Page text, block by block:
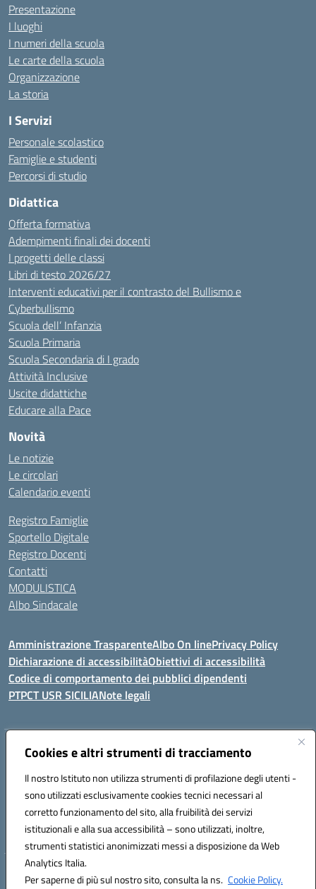
Cookies e altri strumenti di tracciamento
Il nostro Istituto non utilizza strumenti di profilazione degli utenti -
sono utilizzati esclusivamente cookies tecnici necessari al
corretto funzionamento del sito, alla fruibilità dei servizi
istituzionali e alla sua accessibilità – sono utilizzati, inoltre,
strumenti statistici anonimizzati messi a disposizione da Web
Analytics Italia.
Per saperne di più sul nostro sito, consulta la ns. Cookie Policy.
Presentazione
I luoghi
I numeri della scuola
Le carte della scuola
Organizzazione
La storia
I Servizi
Personale scolastico
Famiglie e studenti
Percorsi di studio
Didattica
Offerta formativa
Adempimenti finali dei docenti
I progetti delle classi
Libri di testo 2026/27
Interventi educativi per il contrasto del Bullismo e
Cyberbullismo
Scuola dell’ Infanzia
Scuola Primaria
Scuola Secondaria di I grado
Attività Inclusive
Uscite didattiche
Educare alla Pace
Novità
Le notizie
Le circolari
Calendario eventi
Registro Famiglie
Sportello Digitale
Registro Docenti
Contatti
MODULISTICA
Albo Sindacale
Amministrazione TrasparenteAlbo On linePrivacy Policy
Dichiarazione di accessibilitàObiettivi di accessibilità
Codice di comportamento dei pubblici dipendenti
PTPCT USR SICILIANote legali
Indirizzo:Via Enrico Fermi, 4 - Cefalù
Posta elettronica certificata (PEC):PAIC8AJ008@pec.istruzione.it
Codice fiscale: 82000590826
Codice meccanografico: PAIC8AJ008
Hosting & Powered by 3D Solution S.r.l.